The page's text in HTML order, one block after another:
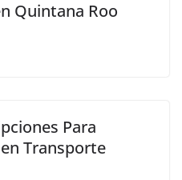
Quintana Roo
Para
Transporte